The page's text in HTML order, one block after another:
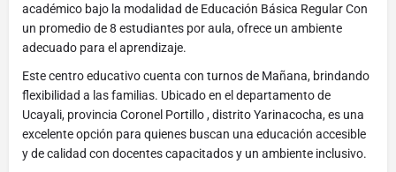
académico bajo la modalidad de Educación Básica Regular Con
un promedio de 8 estudiantes por aula, ofrece un ambiente
adecuado para el aprendizaje.
Este centro educativo cuenta con turnos de Mañana, brindando
flexibilidad a las familias. Ubicado en el departamento de
Ucayali, provincia Coronel Portillo , distrito Yarinacocha, es una
excelente opción para quienes buscan una educación accesible
y de calidad con docentes capacitados y un ambiente inclusivo.